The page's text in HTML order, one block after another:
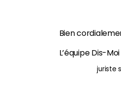
Bien
L’équipe Dis-
juriste